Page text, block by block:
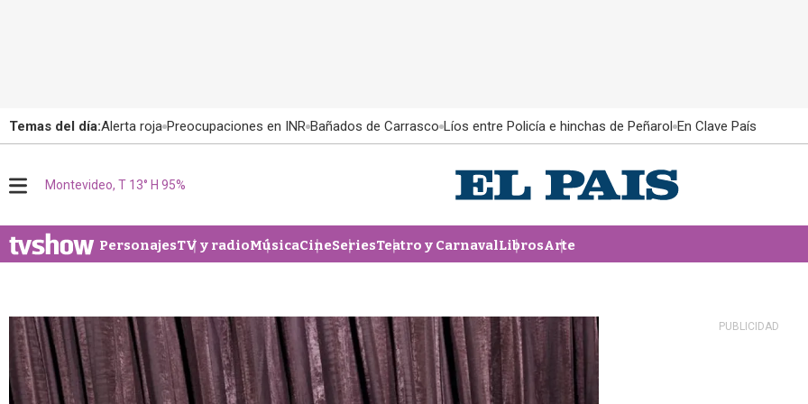
Temas del día:Alerta roja Preocupaciones en INR Bañados de Carrasco Líos entre Policía e hinchas de Peñarol En Clave País
M
u
Montevideo, T 13° H 95%
PersonajesTV y radioMúsicaCineSeriesTeatro y CarnavalLibrosArte